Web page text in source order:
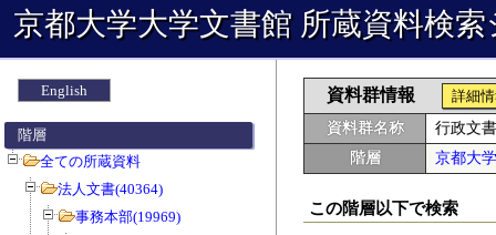
京都大学大学文書館 所蔵資料検
English
階層
全ての所蔵資料
法人文書(40364)
事務本部(19969)
資料群情報
詳細
資料群名称
行政文
階層
京都大
この階層以下で検索